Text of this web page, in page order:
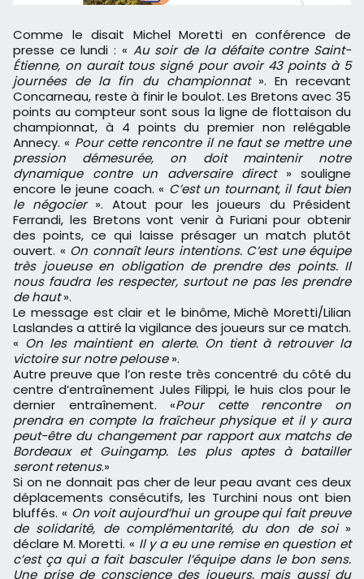
Comme le disait Michel Moretti en conférence de
presse ce lundi : « Au soir de la défaite contre Saint-
Étienne, on aurait tous signé pour avoir 43 points à 5
journées de la fin du championnat ». En recevant
Concarneau, reste à finir le boulot. Les Bretons avec 35
points au compteur sont sous la ligne de flottaison du
championnat, à 4 points du premier non relégable
Annecy. « Pour cette rencontre il ne faut se mettre une
pression démesurée, on doit maintenir notre
dynamique contre un adversaire direct» souligne
encore le jeune coach. « C’est un tournant, il faut bien
le négocier». Atout pour les joueurs du Président
Ferrandi, les Bretons vont venir à Furiani pour obtenir
des points, ce qui laisse présager un match plutôt
ouvert. « On connaît leurs intentions. C’est une équipe
très joueuse en obligation de prendre des points. Il
nous faudra les respecter, surtout ne pas les prendre
de haut».
Le message est clair et le binôme, Michè Moretti/Lilian
Laslandes a attiré la vigilance des joueurs sur ce match.
« On les maintient en alerte. On tient à retrouver la
victoire sur notre pelouse».
Autre preuve que l’on reste très concentré du côté du
centre d’entraînement Jules Filippi, le huis clos pour le
dernier entraînement. «Pour cette rencontre on
prendra en compte la fraîcheur physique et il y aura
peut-être du changement par rapport aux matchs de
Bordeaux et Guingamp. Les plus aptes à batailler
seront retenus.»
Si on ne donnait pas cher de leur peau avant ces deux
déplacements consécutifs, les Turchini nous ont bien
bluffés. « On voit aujourd’hui un groupe qui fait preuve
de solidarité, de complémentarité, du don de soi»
déclare M. Moretti. « Il y a eu une remise en question et
c’est ça qui a fait basculer l’équipe dans le bon sens.
Une prise de conscience des joueurs, mais aussi du